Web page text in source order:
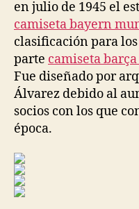
en julio de 1945 el
camiseta bayern
clasificación para
parte camiseta barça
Fue diseñado por
Álvarez debido al
socios con los que
época.